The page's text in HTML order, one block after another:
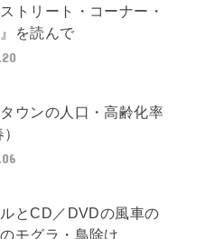
トリート・コーナー・
を読んで
ウンの人口・高齢化率
とCD／DVDの風車の
モグラ・鳥除け